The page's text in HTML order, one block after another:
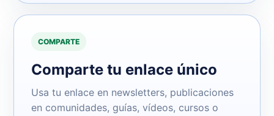
COMPARTE
Comparte tu enlace único
Usa tu enlace en newsletters, publicaciones
en comunidades, guías, vídeos, cursos o